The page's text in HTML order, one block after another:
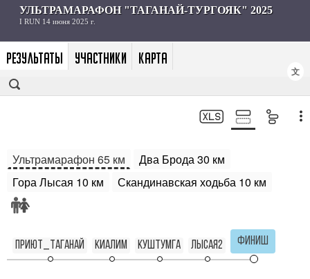
РЕЗУЛЬТАТЫ УЧАСТНИКИ КАРТА
文
Ультрамарафон 65 км
Два Брода 30 км
Гора Лысая 10 км
Скандинавская ходьба 10 км
Приют_Таганай Киалим Куштумга Лысая2 Финиш